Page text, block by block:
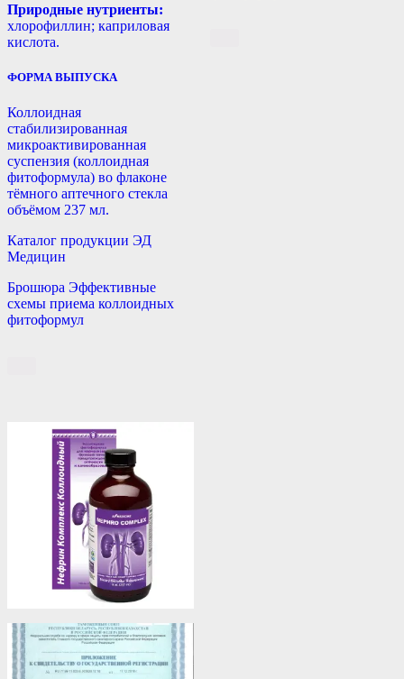
Природные нутриенты:
хлорофиллин; каприловая
кислота.
ФОРМА ВЫПУСКА
Коллоидная
стабилизированная
микроактивированная
суспензия (коллоидная
фитоформула) во флаконе
тёмного аптечного стекла
объёмом 237 мл.
Каталог продукции ЭД
Медицин
Брошюра Эффективные
схемы приема коллоидных
фитоформул